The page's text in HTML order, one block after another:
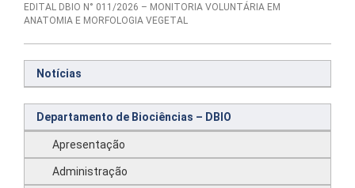
EDITAL DBIO N° 011/2026 – MONITORIA VOLUNTÁRIA EM
ANATOMIA E MORFOLOGIA VEGETAL
Notícias
Departamento de Biociências – DBIO
Apresentação
Administração